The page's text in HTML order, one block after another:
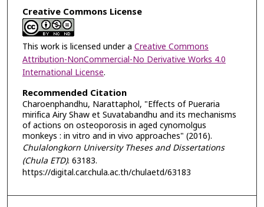
Creative Commons License
This work is licensed under a Creative Commons
Attribution-NonCommercial-No Derivative Works 4.0
International License.
Recommended Citation
Charoenphandhu, Narattaphol, "Effects of Pueraria
mirifica Airy Shaw et Suvatabandhu and its mechanisms
of actions on osteoporosis in aged cynomolgus
monkeys : in vitro and in vivo approaches" (2016).
Chulalongkorn University Theses and Dissertations
(Chula ETD). 63183.
https://digital.car.chula.ac.th/chulaetd/63183